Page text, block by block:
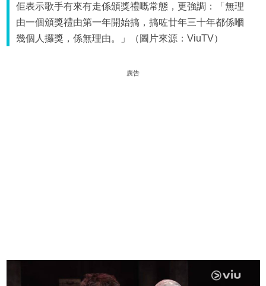
佢表示歌手有來有走係頒獎禮嘅常態，更強調：「無理
由一個頒獎禮由第一年開始搞，搞咗廿年三十年都係嗰
幾個人攞獎，係無理由。」（圖片來源：ViuTV）
廣告